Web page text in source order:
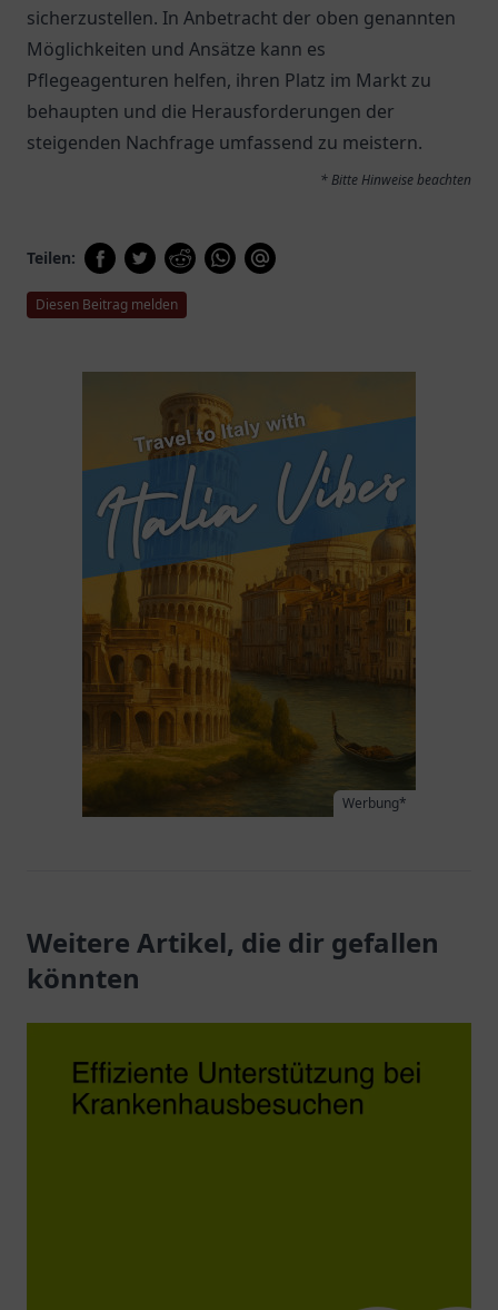
sicherzustellen. In Anbetracht der oben genannten
Möglichkeiten und Ansätze kann es
Pflegeagenturen helfen, ihren Platz im Markt zu
behaupten und die Herausforderungen der
steigenden Nachfrage umfassend zu meistern.
* Bitte Hinweise beachten
Teilen:
Diesen Beitrag melden
Werbung*
Weitere Artikel, die dir gefallen
könnten